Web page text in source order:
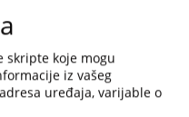
skripte koje mogu
iz vašeg
uređaja, varijable o